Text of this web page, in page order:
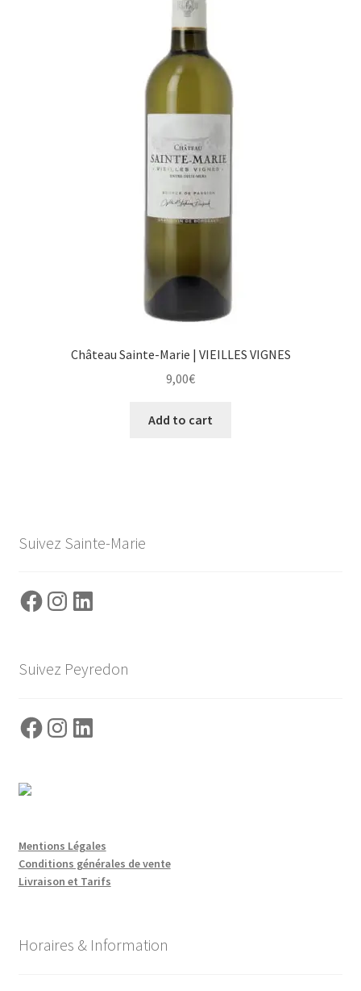
Château Sainte-Marie | VIEILLES VIGNES
9,00€
Add to cart
Suivez Sainte-Marie
FacebookInstagram
LinkedIn
Suivez Peyredon
FacebookInstagram
LinkedIn
Mentions Légales
Conditions générales de vente
Livraison et Tarifs
Horaires & Information